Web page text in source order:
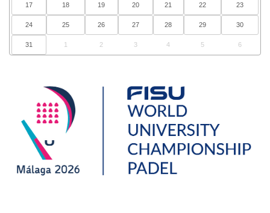
17 18 19 20 21 22 23
24 25 26 27 28 29 30
31 1 2 3 4 5 6